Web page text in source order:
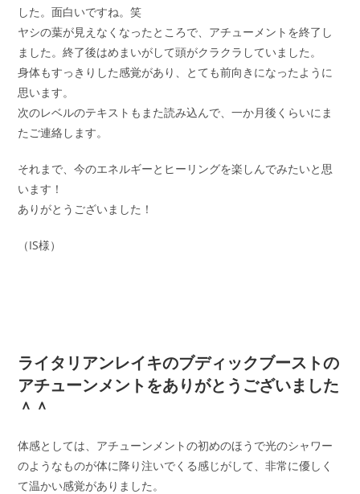
した。面白いですね。笑
ヤシの葉が見えなくなったところで、アチューメントを終了し
ました。終了後はめまいがして頭がクラクラしていました。
身体もすっきりした感覚があり、とても前向きになったように
思います。
次のレベルのテキストもまた読み込んで、一か月後くらいにま
たご連絡します。
それまで、今のエネルギーとヒーリングを楽しんでみたいと思
います！
ありがとうございました！
（IS様）
ライタリアンレイキのブディックブーストの
アチューンメントをありがとうございました
＾＾
体感としては、アチューンメントの初めのほうで光のシャワー
のようなものが体に降り注いでくる感じがして、非常に優しく
て温かい感覚がありました。